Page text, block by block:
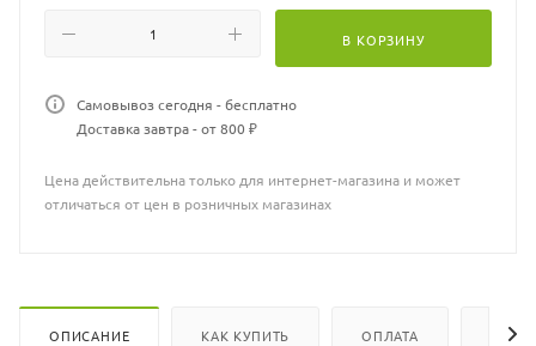
В КОРЗИНУ
Самовывоз сегодня - бесплатно
Доставка завтра - от 800 ₽
Цена действительна только для интернет-магазина и может
отличаться от цен в розничных магазинах
ОПИСАНИЕ КАК КУПИТЬ ОПЛАТА